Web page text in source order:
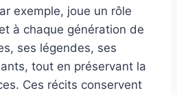
exemple, joue un rôle
à chaque génération de
ses légendes, ses
tout en préservant la
Ces récits conservent